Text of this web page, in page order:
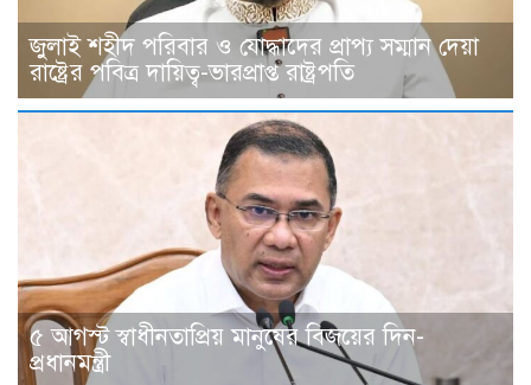
জুলাই শহীদ পরিবার ও যোদ্ধাদের প্রাপ্য সম্মান দেয়া
রাষ্ট্রের পবিত্র দায়িত্ব-ভারপ্রাপ্ত রাষ্ট্রপতি
৫ আগস্ট স্বাধীনতাপ্রিয় মানুষের বিজয়ের দিন-
প্রধানমন্ত্রী